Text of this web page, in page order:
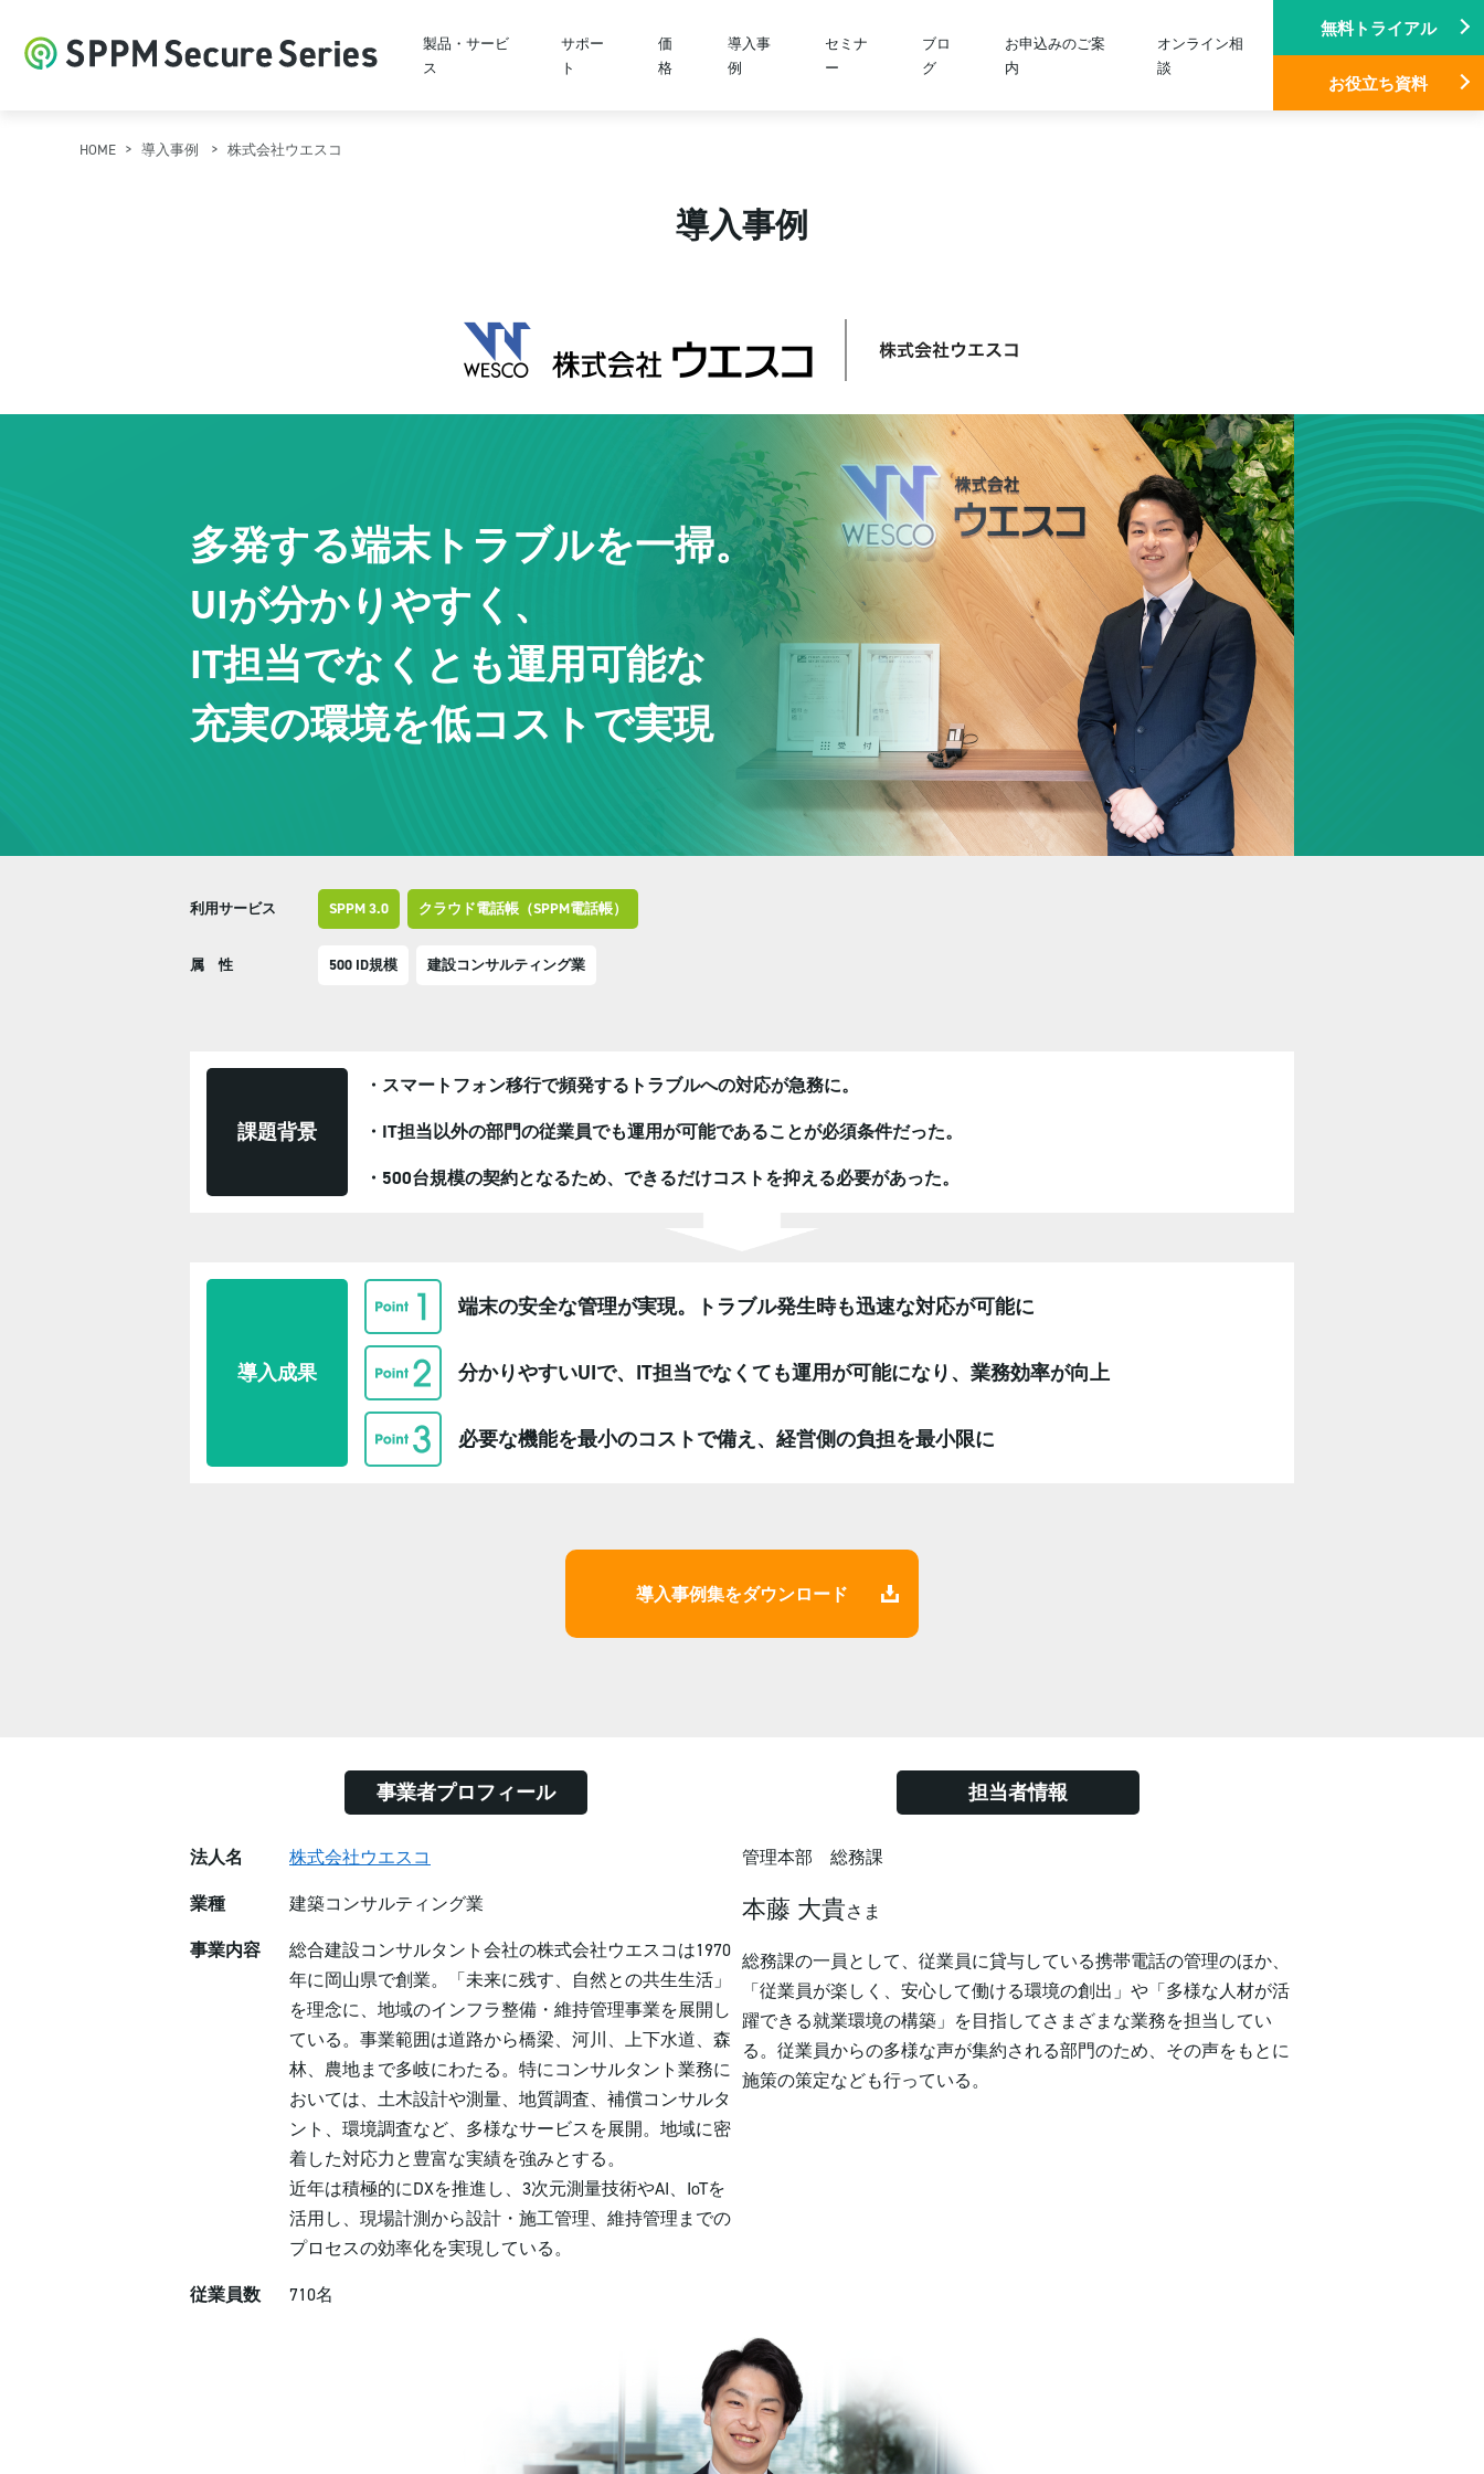
製品・サービ
ス
サポー
ト
価
格
導入事
例
セミナ
ー
ブロ
グ
お申込みのご案
内
オンライン相
談
無料トライアル
お役立ち資料
HOME 導入事例 株式会社ウエスコ
導入事例
多発する端末トラブルを一掃。
UIが分かりやすく、
IT担当でなくとも運用可能な
充実の環境を低コストで実現
利用サービス SPPM 3.0 クラウド電話帳（SPPM電話帳）
属 性 500 ID規模 建設コンサルティング業
課題背景
・スマートフォン移行で頻発するトラブルへの対応が急務に。
・IT担当以外の部門の従業員でも運用が可能であることが必須条件だった。
・500台規模の契約となるため、できるだけコストを抑える必要があった。
導入成果
端末の安全な管理が実現。トラブル発生時も迅速な対応が可能に
分かりやすいUIで、IT担当でなくても運用が可能になり、業務効率が向上
必要な機能を最小のコストで備え、経営側の負担を最小限に
導入事例集をダウンロード
事業者プロフィール
法人名 株式会社ウエスコ
業種 建築コンサルティング業
事業内容
総合建設コンサルタント会社の株式会社ウエスコは1970
年に岡山県で創業。「未来に残す、自然との共生生活」
を理念に、地域のインフラ整備・維持管理事業を展開し
ている。事業範囲は道路から橋梁、河川、上下水道、森
林、農地まで多岐にわたる。特にコンサルタント業務に
おいては、土木設計や測量、地質調査、補償コンサルタ
ント、環境調査など、多様なサービスを展開。地域に密
着した対応力と豊富な実績を強みとする。
近年は積極的にDXを推進し、3次元測量技術やAI、IoTを
活用し、現場計測から設計・施工管理、維持管理までの
プロセスの効率化を実現している。
従業員数 710名
担当者情報
管理本部 総務課
本藤 大貴さま
総務課の一員として、従業員に貸与している携帯電話の管理のほか、
「従業員が楽しく、安心して働ける環境の創出」や「多様な人材が活
躍できる就業環境の構築」を目指してさまざまな業務を担当してい
る。従業員からの多様な声が集約される部門のため、その声をもとに
施策の策定なども行っている。